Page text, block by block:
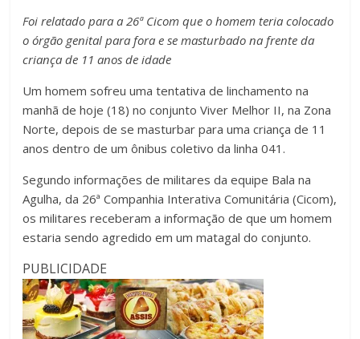
Foi relatado para a 26ª Cicom que o homem teria colocado
o órgão genital para fora e se masturbado na frente da
criança de 11 anos de idade
Um homem sofreu uma tentativa de linchamento na
manhã de hoje (18) no conjunto Viver Melhor II, na Zona
Norte, depois de se masturbar para uma criança de 11
anos dentro de um ônibus coletivo da linha 041.
Segundo informações de militares da equipe Bala na
Agulha, da 26ª Companhia Interativa Comunitária (Cicom),
os militares receberam a informação de que um homem
estaria sendo agredido em um matagal do conjunto.
PUBLICIDADE